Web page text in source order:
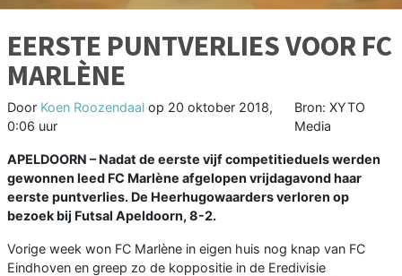
EERSTE PUNTVERLIES VOOR FC
MARLÈNE
Door Koen Roozendaal op 20 oktober 2018,
0:06 uur
Bron: XYTO
Media
APELDOORN –Nadat de eerste vijf competitieduels werden
gewonnen leed FC Marlène afgelopen vrijdagavond haar
eerste puntverlies. De Heerhugowaarders verloren op
bezoek bij Futsal Apeldoorn, 8-2.
Vorige week won FC Marlène in eigen huis nog knap van FC
Eindhoven en greep zo de koppositie in de Eredivisie